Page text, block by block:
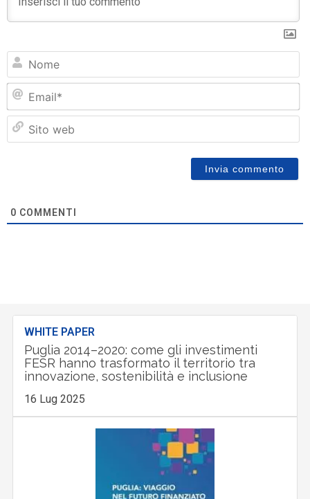
0 COMMENTI
WHITE PAPER
Puglia 2014–2020: come gli investimenti
FESR hanno trasformato il territorio tra
innovazione, sostenibilità e inclusione
16 Lug 2025